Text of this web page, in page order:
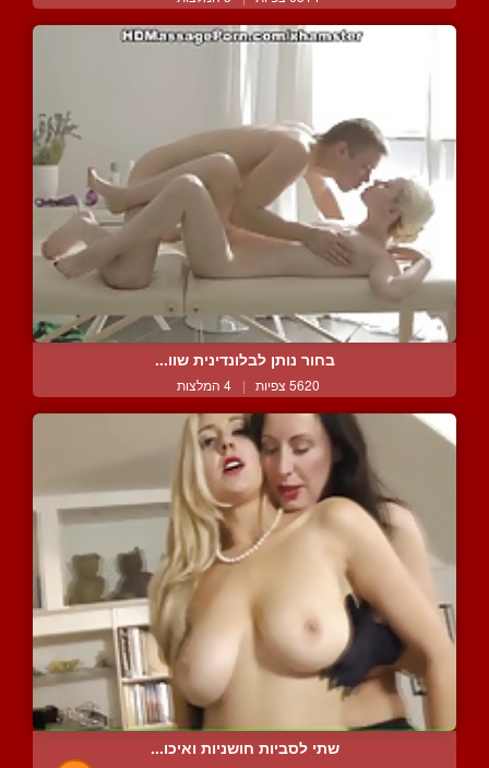
בחור נותן לבלונדינית שוו...
5620 צפיות | 4 המלצות
שתי לסביות חושניות ואיכו...